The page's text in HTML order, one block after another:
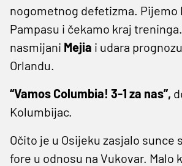
nogometnog defetizma. Pijemo
Pampasu i čekamo kraj
nasmijani Mejia i udara
Orlandu.
“Vamos Columbia! 3-1 za nas”,
Kolumbijac.
Očito je u Osijeku zasjalo sunce
fore u odnosu na Vukovar. Malo